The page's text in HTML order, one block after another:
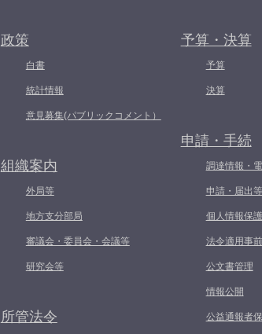
政策
白書
統計情報
意見募集(パブリックコメント）
組織案内
外局等
地方支分部局
審議会・委員会・会議等
研究会等
所管法令
予算・決算
予算
決算
申請・手続
調達情報・
申請・届出
個人情報保護
法令適用事
公文書管理
情報公開
公益通報者